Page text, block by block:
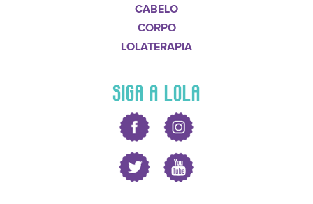
CABELO
CORPO
LOLATERAPIA
SIGA A LOLA